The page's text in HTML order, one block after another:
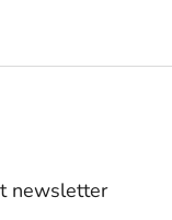
newsletter